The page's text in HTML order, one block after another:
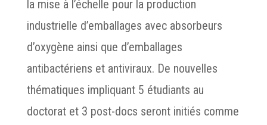
la mise à l’échelle pour la production
industrielle d’emballages avec absorbeurs
d’oxygène ainsi que d’emballages
antibactériens et antiviraux. De nouvelles
thématiques impliquant 5 étudiants au
doctorat et 3 post-docs seront initiés comme